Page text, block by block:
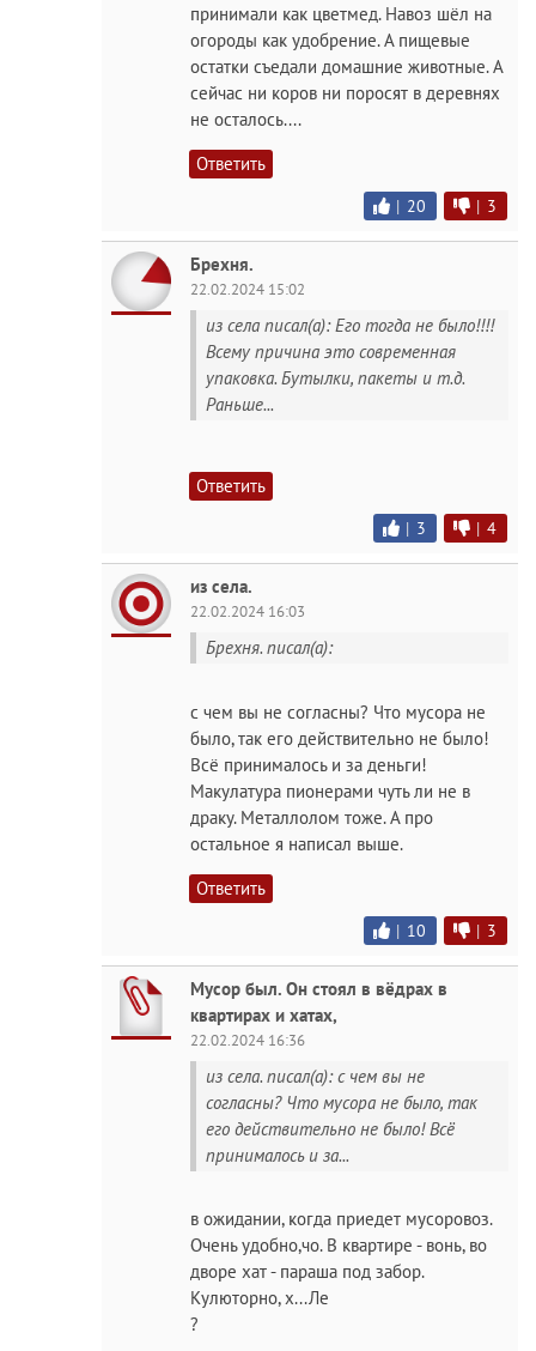
принимали как цветмед. Навоз шёл на
огороды как удобрение. А пищевые
остатки съедали домашние животные. А
сейчас ни коров ни поросят в деревнях
не осталось....
Ответить
| 20 | 3
Брехня.
22.02.2024 15:02
из села писал(а): Его тогда не было!!!!
Всему причина это современная
упаковка. Бутылки, пакеты и т.д.
Раньше...
Ответить
| 3 | 4
из села.
22.02.2024 16:03
Брехня. писал(а):
с чем вы не согласны? Что мусора не
было, так его действительно не было!
Всё принималось и за деньги!
Макулатура пионерами чуть ли не в
драку. Металлолом тоже. А про
остальное я написал выше.
Ответить
| 10 | 3
Мусор был. Он стоял в вёдрах в
квартирах и хатах,
22.02.2024 16:36
из села. писал(а): с чем вы не
согласны? Что мусора не было, так
его действительно не было! Всё
принималось и за...
в ожидании, когда приедет мусоровоз.
Очень удобно,чо. В квартире - вонь, во
дворе хат - параша под забор.
Кулюторно, х...Ле
?